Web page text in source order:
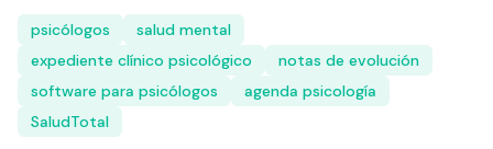
psicólogos
salud mental
expediente clínico psicológico
notas de evolución
software para psicólogos
agenda psicología
SaludTotal